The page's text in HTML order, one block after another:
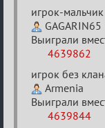
игрок-
GAGARIN65
Выиграли
4639862
игрок без
Armenia
Выиграли
4639844